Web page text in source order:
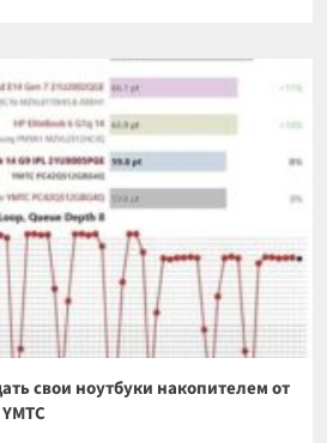
свои ноутбуки накопителем от